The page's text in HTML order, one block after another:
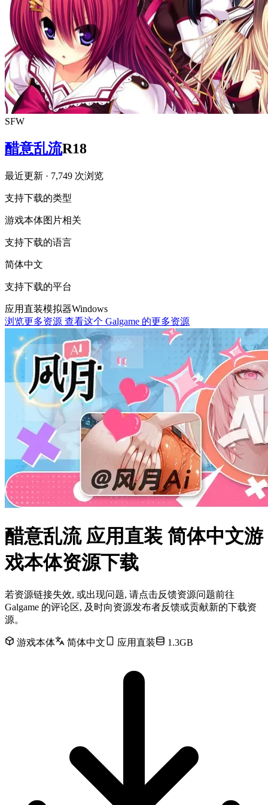
SFW
醋意乱流R18
最近更新 · 7,749 次浏览
支持下载的类型
游戏本体图片相关
支持下载的语言
简体中文
支持下载的平台
应用直装模拟器Windows
浏览更多资源 查看这个 Galgame 的更多资源
醋意乱流 应用直装 简体中文游
戏本体资源下载
若资源链接失效, 或出现问题, 请点击反馈资源问题前往
Galgame 的评论区, 及时向资源发布者反馈或贡献新的下载资
源。
游戏本体 简体中文 应用直装 1.3GB